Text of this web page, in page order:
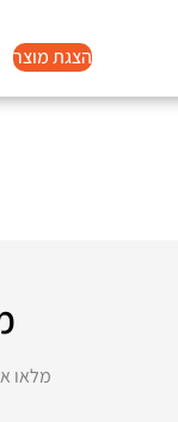
הצגת מוצר
מלאו